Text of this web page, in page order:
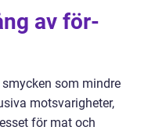
av för-
som mindre
motsvarigheter,
för mat och